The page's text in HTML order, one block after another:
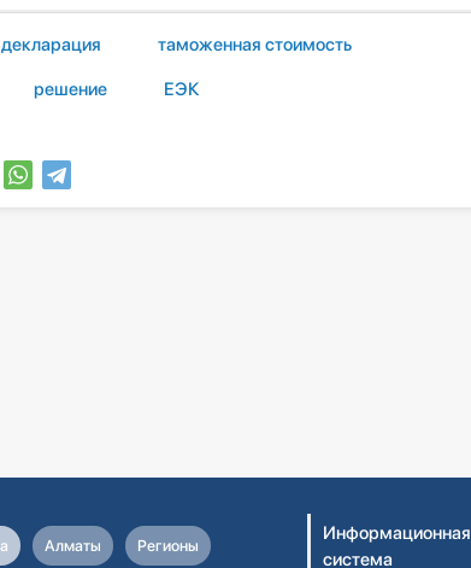
таможенная стоимость
решение ЕЭК
Алматы Регионы
Информационная
система